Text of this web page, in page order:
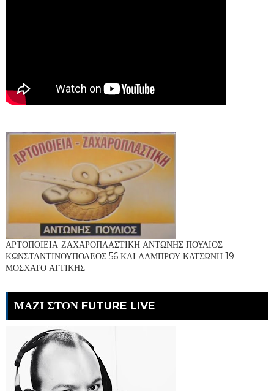
ΑΡΤΟΠΟΙΕΙΑ-ΖΑΧΑΡΟΠΛΑΣΤΙΚΗ ΑΝΤΩΝΗΣ ΠΟΥΛΙΟΣ
ΚΩΝΣΤΑΝΤΙΝΟΥΠΟΛΕΟΣ 56 ΚΑΙ ΛΑΜΠΡΟΥ ΚΑΤΣΩΝΗ 19
ΜΟΣΧΑΤΟ ΑΤΤΙΚΗΣ
ΜΑΖΙ ΣΤΟΝ FUTURE LIVE